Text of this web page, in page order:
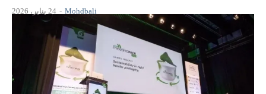
Mohdbali
- 24 يناير، 2026